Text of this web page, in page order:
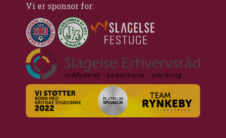
Vi er sponsor for: